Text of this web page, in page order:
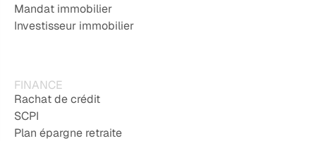
Mandat immobilier
Investisseur immobilier
FINANCE
Rachat de crédit
SCPI
Plan épargne retraite